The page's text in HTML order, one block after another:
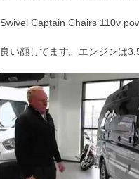
Swivel Captain Chairs 110v
良い顔してます。エンジン